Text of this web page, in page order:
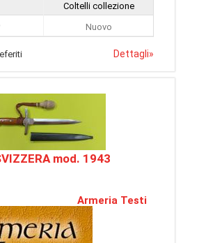
Coltelli collezione
Nuovo
Dettagli»
mod. 1943
Armeria Testi